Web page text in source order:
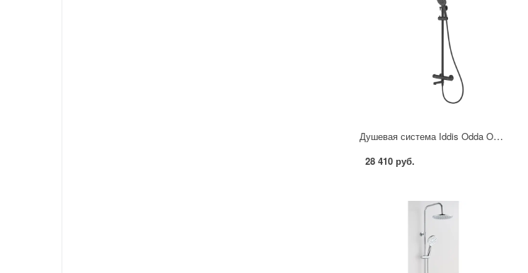
Душевая система Iddis Odda ODDBLTHi06 с термостатом 5 режимов цвет черный матовый
28 410 руб.